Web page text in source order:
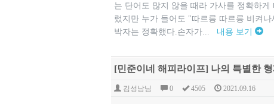
는 단어도 많지 않을 때라 가사를 정확하
렀지만 누가 들어도 "따르릉 따르릉 비켜
박자는 정확했다.손자가... 내용 보기
[민준이네 해피라이프] 나의 특별한 형
김성남님 0 4505 2021.09.16